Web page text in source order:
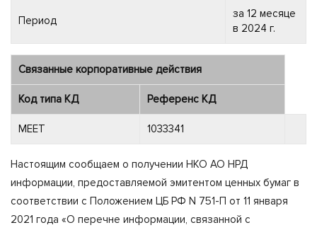
Период
за 12 месяце
в 2024 г.
Связанные корпоративные действия
Код типа КД Референс КД
MEET 1033341
Настоящим сообщаем о получении НКО АО НРД
информации, предоставляемой эмитентом ценных бумаг в
соответствии с Положением ЦБ РФ N 751-П от 11 января
2021 года «О перечне информации, связанной с